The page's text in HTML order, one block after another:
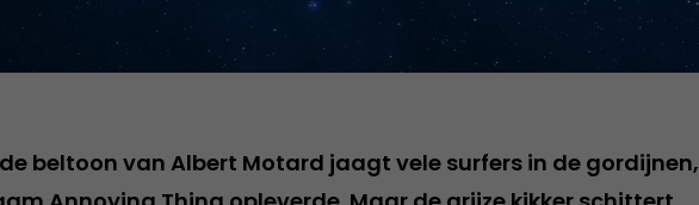
beltoon van Albert Motard jaagt vele surfers in de gordijnen,